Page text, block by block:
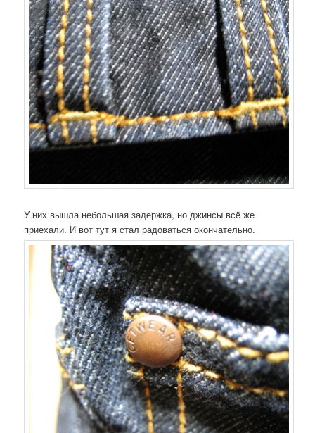
У них вышла небольшая задержка, но джинсы всё же
приехали. И вот тут я стал радоваться окончательно.